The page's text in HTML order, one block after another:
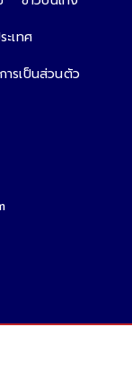
ะเทศ
ารเป็นส่วนตัว